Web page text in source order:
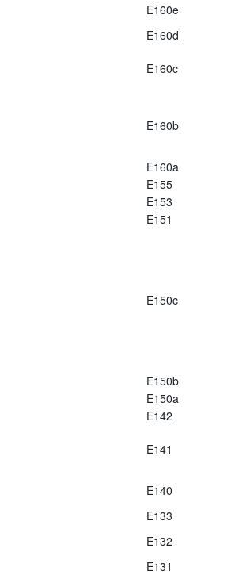
E160e
E160d
E160c
E160b
E160a
E155
E153
E151
E150c
E150b
E150a
E142
E141
E140
E133
E132
E131